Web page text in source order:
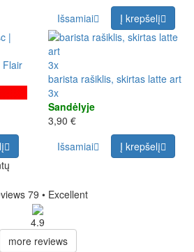
Išsamiai
Į krepšelį
Flair
3x
barista rašiklis, skirtas latte art
3x
Sandėlyje
3,90 €
Išsamiai
Į krepšelį
79 • Excellent
4.9
more reviews